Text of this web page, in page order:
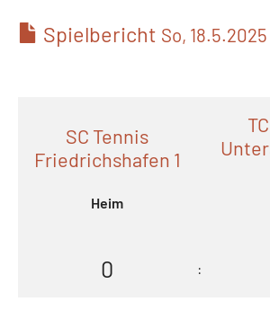
Spielbericht So,
SC Tennis
Friedrichshafen 1
Heim
0 :